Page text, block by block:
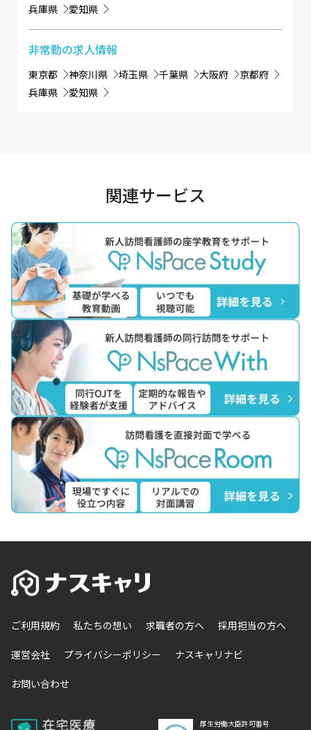
兵庫県
愛知県
非常勤の求人情報
東京都 神奈川県 埼玉県 千葉県 大阪府
京都府
兵庫県
愛知県
関連サービス
ご利用規約 私たちの想い 求職者の方へ 採用担当の方へ
運営会社 プライバシーポリシー ナスキャリナビ
お問い合わせ
厚生労働大臣許可番号